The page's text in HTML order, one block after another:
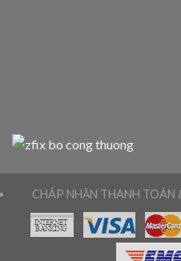
CHÁP NHẬN THANH TOÁN